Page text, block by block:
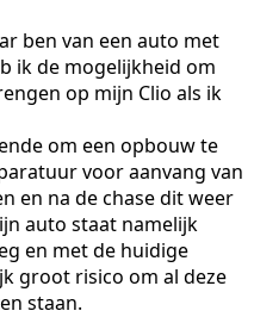
ben van een auto met
ik de mogelijkheid om
op mijn Clio als ik
om een opbouw te
voor aanvang van
en na de chase dit weer
auto staat namelijk
en met de huidige
groot risico om al deze
staan.